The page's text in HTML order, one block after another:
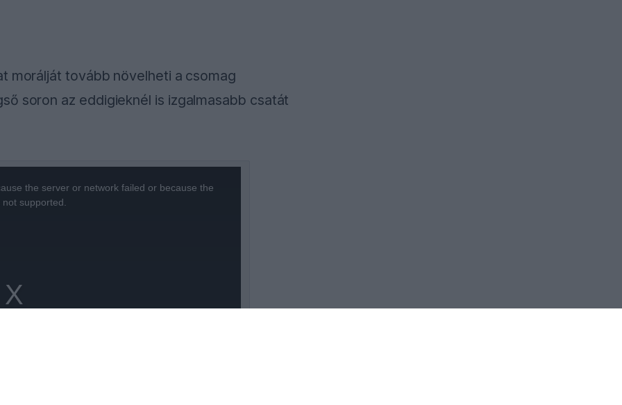
morálját tovább növelheti a csomag
soron az eddigieknél is izgalmasabb csatát
the server or network failed or because the
supported.